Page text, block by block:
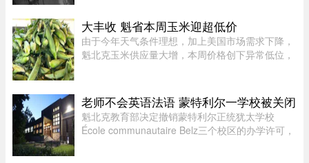
过程，损失及维修费用约7000 ...
大丰收 魁省本周玉米迎超低价
由于今年天气条件理想，加上美国市场需求下降，
魁北克玉米供应量大增，本周价格创下异常低位，
人David Côté表示， ...
老师不会英语法语 蒙特利尔一学校被关闭
魁北克教育部决定撤销蒙特利尔正统犹太学校
École communautaire Belz三个校区的办学许可，